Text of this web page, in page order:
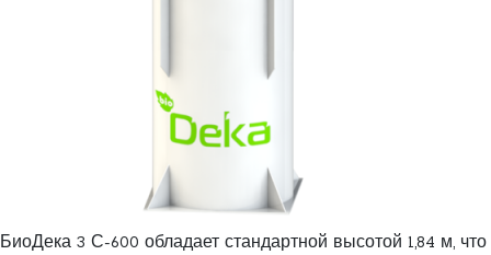
БиоДека 3 С-600 обладает стандартной высотой 1,84 м, что